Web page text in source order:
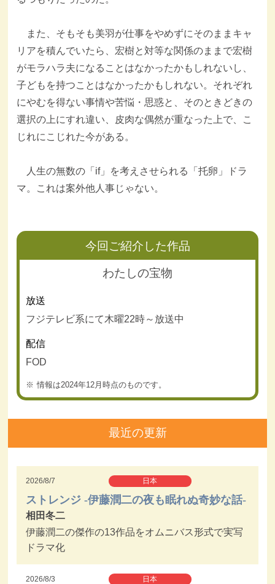
また、そもそも美羽が仕事をやめずにそのままキャ
リアを積んでいたら、宏樹と対等な関係のままで宏樹
がモラハラ夫になることはなかったかもしれないし、
子どもを持つことはなかったかもしれない。それぞれ
にやむを得ない事情や苦悩・思惑と、そのときどきの
選択の上にすれ違い、皮肉な偶然が重なった上で、こ
じれにこじれた今がある。
人生の無数の「if」を考えさせられる「托卵」ドラ
マ。これは案外他人事じゃない。
今回ご紹介した作品
わたしの宝物
放送
フジテレビ系にて木曜22時～放送中
配信
FOD
情報は2024年12月時点のものです。
最近の更新
2026/8/7 日本
ストレンジ -伊藤潤二の夜も眠れぬ奇妙な話-
相田冬二
伊藤潤二の傑作の13作品をオムニバス形式で実写
ドラマ化
2026/8/3 日本